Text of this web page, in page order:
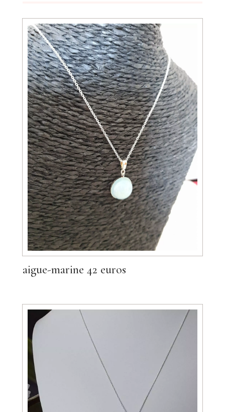
aigue-marine 42 euros